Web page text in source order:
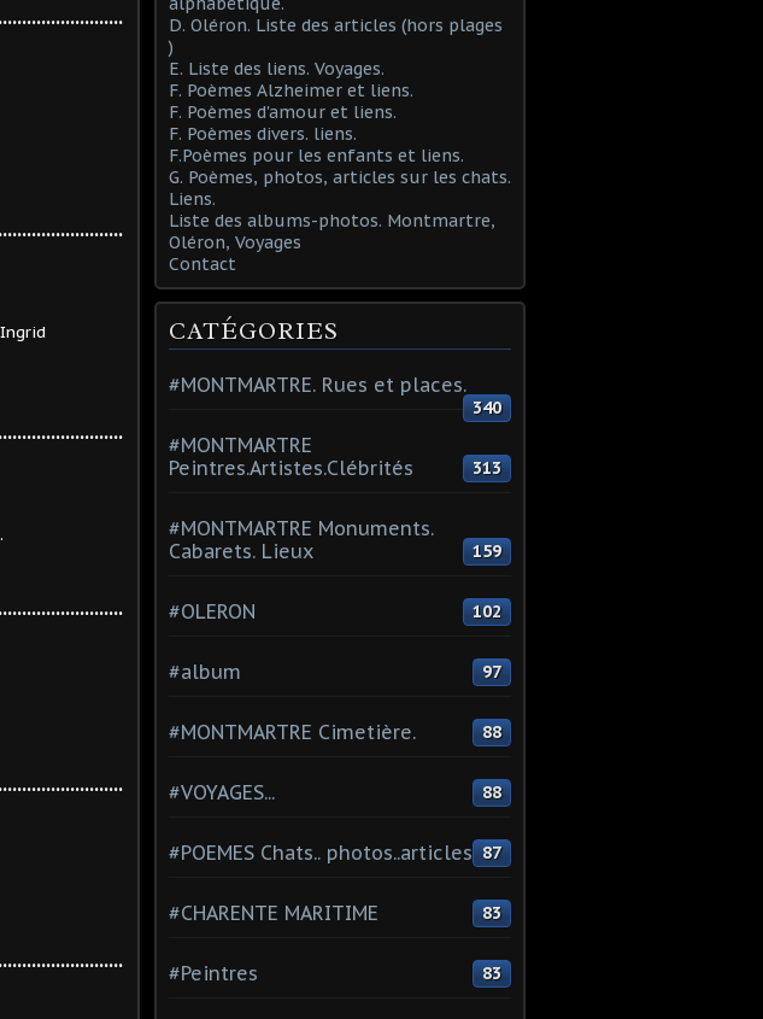
D. Oléron. Liste des articles (hors plages
)
E. Liste des liens. Voyages.
F. Poèmes Alzheimer et liens.
F. Poèmes d'amour et liens.
F. Poèmes divers. liens.
F.Poèmes pour les enfants et liens.
G. Poèmes, photos, articles sur les chats.
Liens.
Liste des albums-photos. Montmartre,
Oléron, Voyages
Contact
CATÉGORIES
#MONTMARTRE. Rues et places.
340
#MONTMARTRE
Peintres.Artistes.Clébrités
313
#MONTMARTRE Monuments.
Cabarets. Lieux
159
#OLERON 102
#album 97
#MONTMARTRE Cimetière. 88
#VOYAGES... 88
#POEMES Chats.. photos..articles 87
#CHARENTE MARITIME 83
#Peintres 83